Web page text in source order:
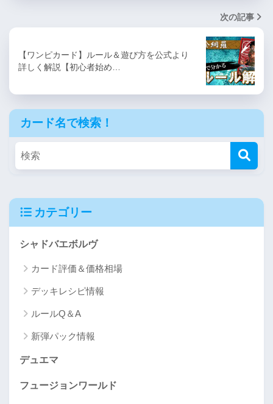
次の記事
【ワンピカード】ルール＆遊び方を公式より
詳しく解説【初心者始め…
カード名で検索！
カテゴリー
シャドバエボルヴ
カード評価＆価格相場
デッキレシピ情報
ルールQ＆A
新弾パック情報
デュエマ
フュージョンワールド